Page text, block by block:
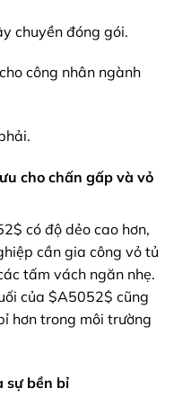
chuyền đóng gói.
công nhân ngành
cho chấn gấp và vỏ
có độ dẻo cao hơn,
cần gia công vỏ tủ
tấm vách ngăn nhẹ.
của $A5052$ cũng
hơn trong môi trường
sự bền bỉ